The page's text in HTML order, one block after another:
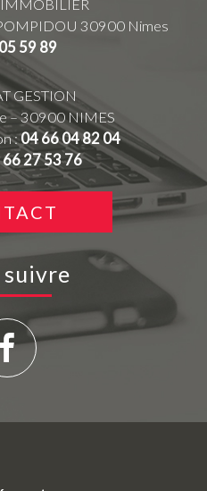
30900 Nimes
59 89
GESTION
– 30900 NIMES
:04 66 04 82 04
27 53 76
suivre